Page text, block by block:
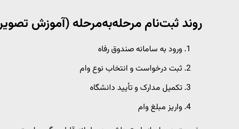
روند ثبت‌نام مرحله‌به‌مرحله (آموزش
ورود به سامانه صندوق رفاه
ثبت درخواست و انتخاب نوع وام
تکمیل مدارک و تأیید دانشگاه
واریز مبلغ وام